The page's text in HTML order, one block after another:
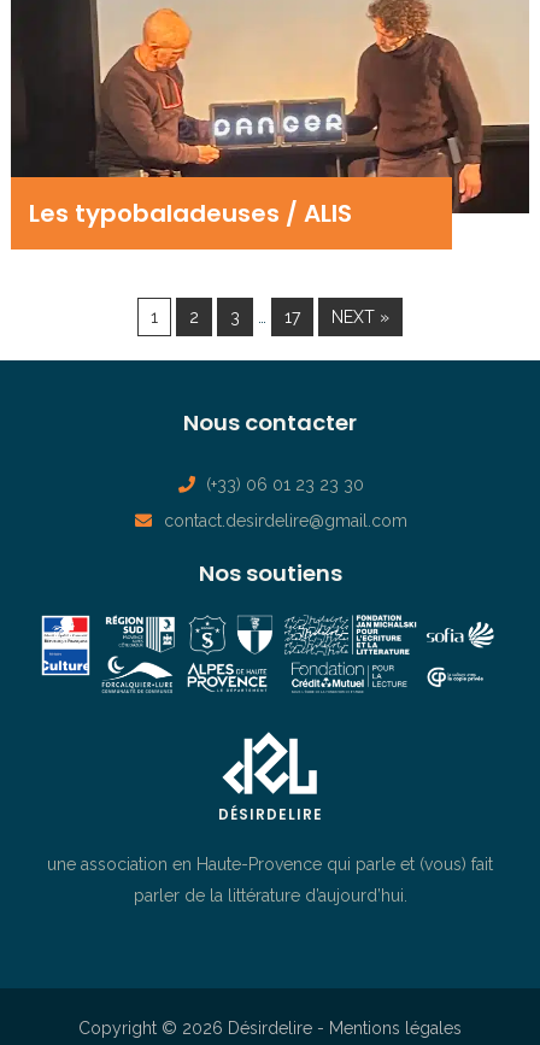
Les typobaladeuses / ALIS
1 2 3 17 NEXT »
DÉSIRDELIRE
une association en Haute-Provence qui parle et (vous) fait
parler de la littérature d’aujourd’hui.
Nos soutiens
Nous contacter
(+33) 06 01 23 23 30
contact.desirdelire@gmail.com
Copyright © 2026 Désirdelire - Mentions légales